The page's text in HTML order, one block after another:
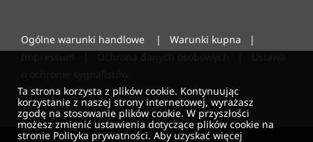
Ogólne warunki handlowe | Warunki kupna
|
Ta strona korzysta z plików cookie. Kontynuując
korzystanie z naszej strony internetowej, wyrażasz
zgodę na stosowanie plików cookie. W przyszłości
możesz zmienić ustawienia dotyczące plików cookie na
stronie Polityka prywatności. Aby uzyskać więcej